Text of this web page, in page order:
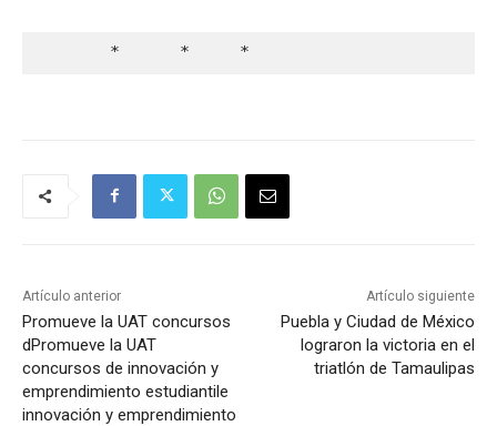
       *      *     *
Artículo anterior
Promueve la UAT concursos
dPromueve la UAT
concursos de innovación y
emprendimiento estudiantile
innovación y emprendimiento
Artículo siguiente
Puebla y Ciudad de México
lograron la victoria en el
triatlón de Tamaulipas